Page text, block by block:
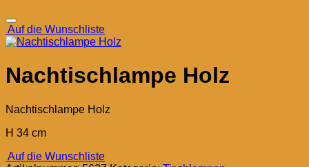
Auf die Wunschliste
Nachtischlampe Holz
Nachtischlampe Holz
H 34 cm
Auf die Wunschliste